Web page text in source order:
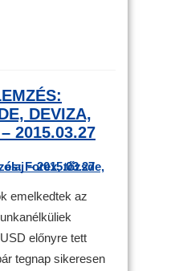
DEVIZA,
2015.03.27
emelkedtek az
előnyre tett
tegnap sikeresen